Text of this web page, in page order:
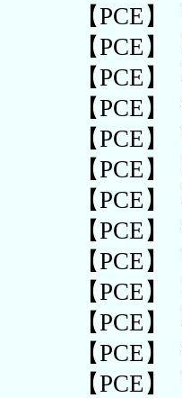
【PCE
【PCE
【PCE
【PCE
【PCE
【PCE
【PCE
【PCE
【PCE
【PCE
【PCE
【PCE
【PCE